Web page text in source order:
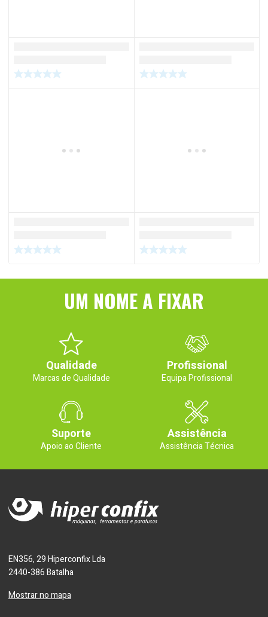
UM NOME A FIXAR
Qualidade
Marcas de Qualidade
Profissional
Equipa Profissional
Suporte
Apoio ao Cliente
Assistência
Assistência Técnica
EN356, 29 Hiperconfix Lda
2440-386 Batalha
Mostrar no mapa